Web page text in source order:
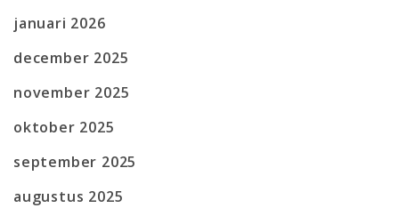
januari 2026
december 2025
november 2025
oktober 2025
september 2025
augustus 2025